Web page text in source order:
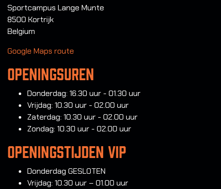
Sportcampus Lange Munte
8500 Kortrijk
Belgium
Google Maps route
Openingsuren
Donderdag: 16.30 uur - 01.30 uur
Vrijdag: 10.30 uur - 02.00 uur
Zaterdag: 10.30 uur - 02.00 uur
Zondag: 10.30 uur - 02.00 uur
Openingstijden VIP
Donderdag GESLOTEN
Vrijdag: 10.30 uur – 01.00 uur